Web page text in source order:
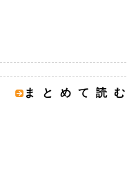
まとめて読む